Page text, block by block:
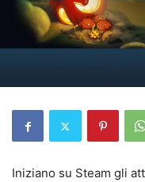
Iniziano su Steam gli